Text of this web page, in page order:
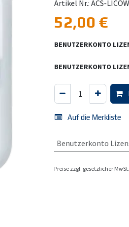
Artikel Nr.: ACS-LICOW
52,00 €
BENUTZERKONTO
BENUTZERKONTO
Auf die Merkliste
Benutzerkonto
Preise zzgl. gesetzlicher MwSt.